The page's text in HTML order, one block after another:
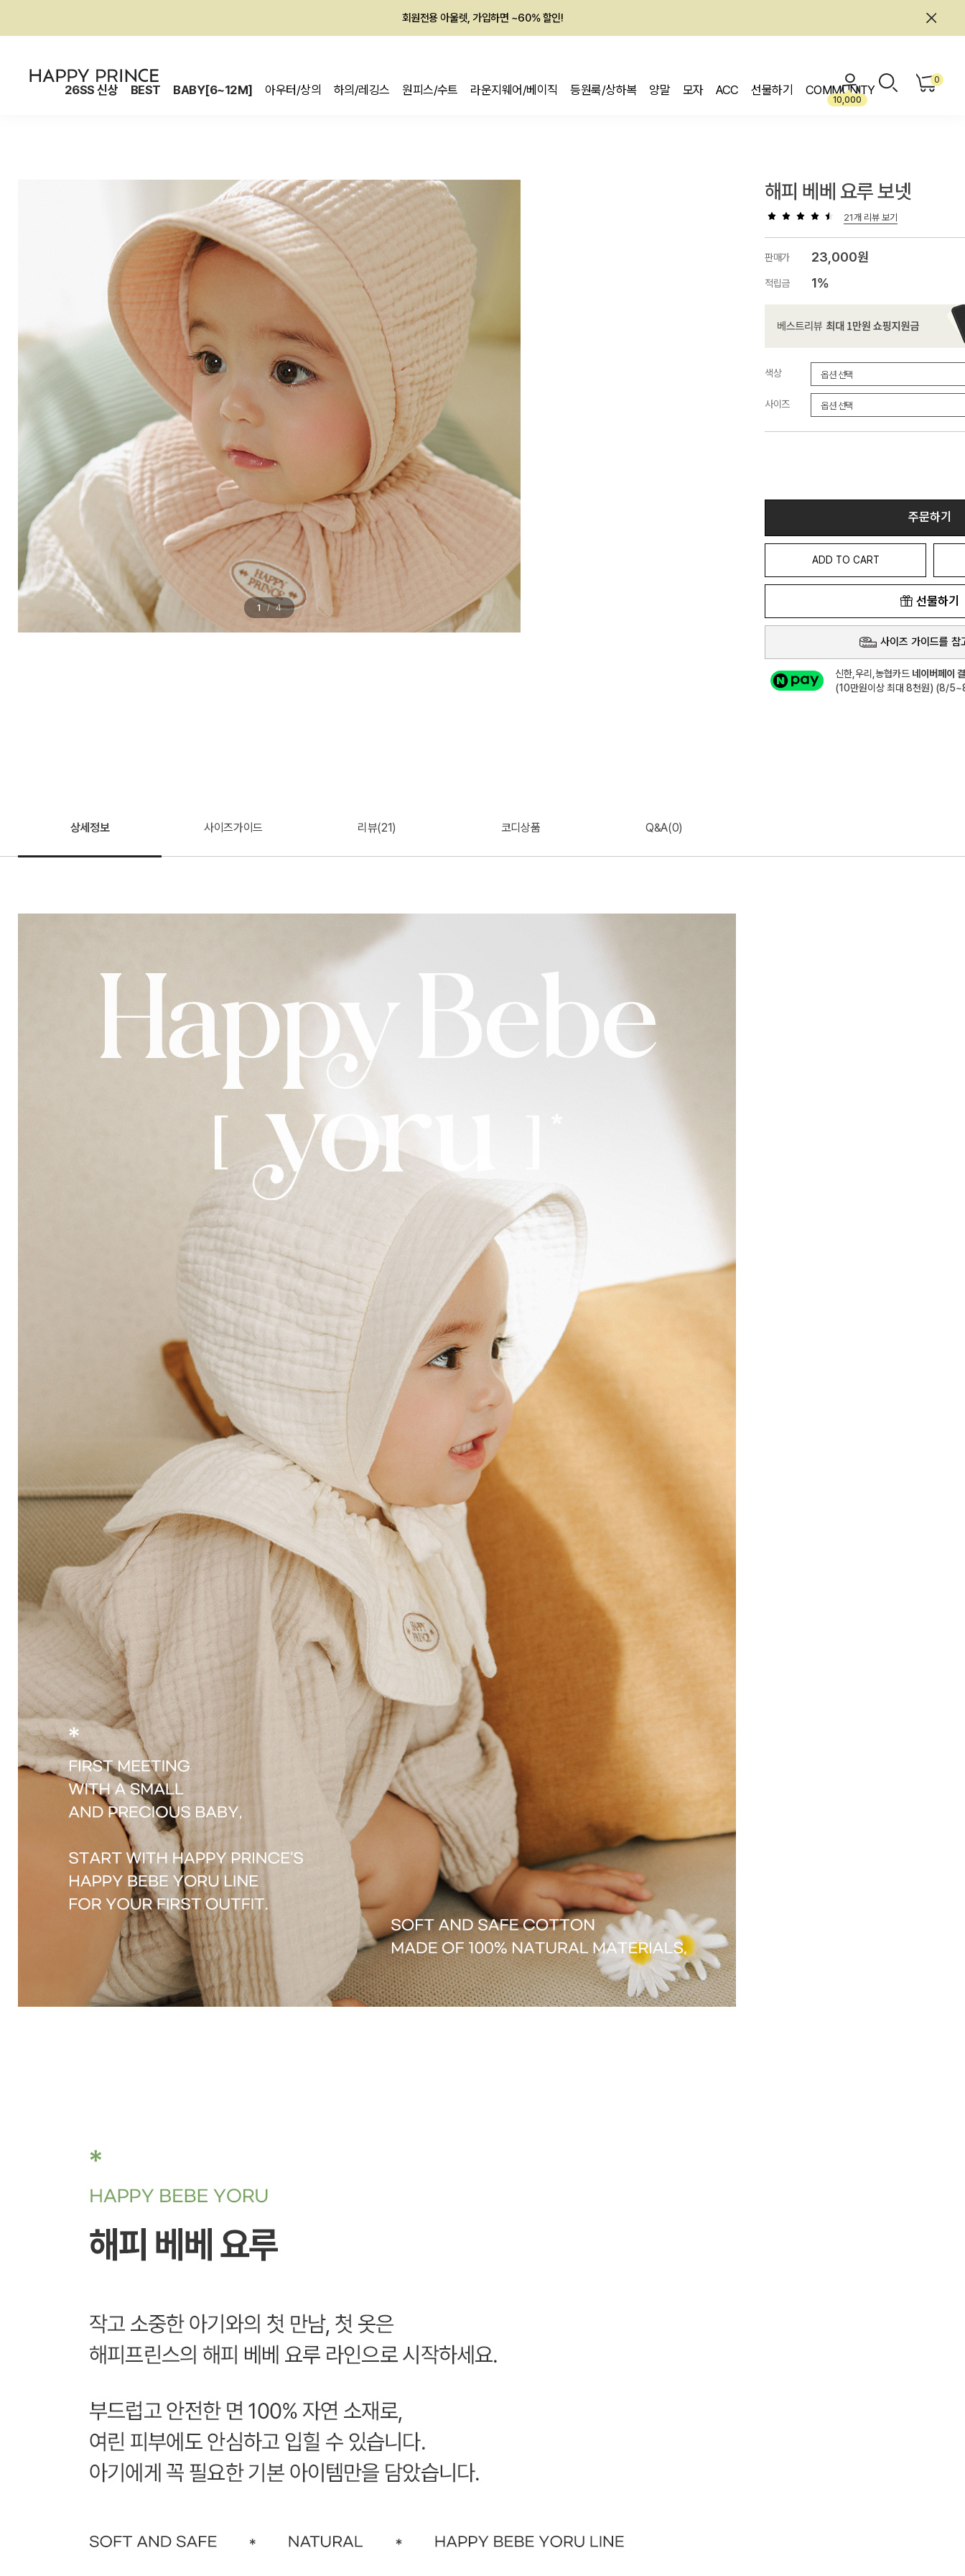
회원전용 아울렛, 가입하면 ~60% 할인!
26SS 신상 BEST BABY[6~12M] 아우터/상의 하의/레깅스 원피스/수트 라운지웨어/베이직 등원룩/상하복 양말 모자 ACC 선물하기 COMMUNITY
10,000
0
1 / 4
해피 베베 요루 보넷
21개 리뷰 보기
판매가 23,000원
적립금 1%
색상
사이즈
주문하기
ADD TO CART
선물하기
사이즈 가이드를 참
신한,우리,농협카드 네이버페이
(10만원이상 최대 8천원) (8/
상세정보 사이즈가이드 리뷰(21) 코디상품 Q&A(0)